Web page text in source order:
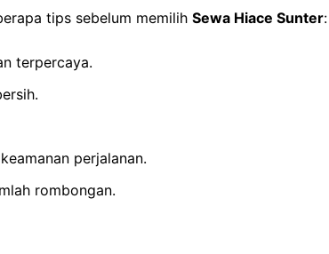
tips sebelum memilih Sewa Hiace Sunter:
terpercaya.
perjalanan.
rombongan.